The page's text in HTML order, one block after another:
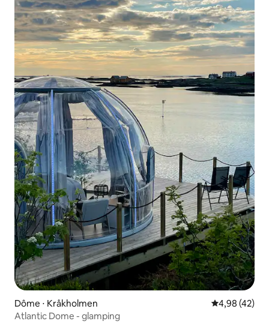
Dôme ⋅ Kråkholmen Évaluation
4,98 (42)
Atlantic Dome - glamping